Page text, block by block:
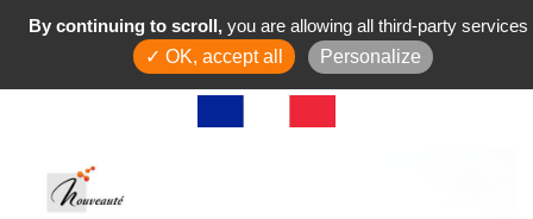
By continuing to scroll, you are allowing all third-party services
✓ OK, accept all
Personalize